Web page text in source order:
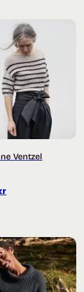
Ventzel